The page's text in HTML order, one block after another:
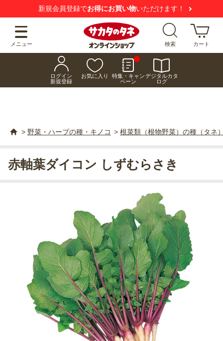
新規会員登録でお得にお買い物いただけます！
メニュー 検索 カート
ログイン
新規登録
お気に入り
特集・キャン
ペーン
デジタルカタ
ログ
> 野菜・ハーブの種・キノコ > 根菜類（根物野菜）の種（タネ
赤軸葉ダイコン しずむらさき